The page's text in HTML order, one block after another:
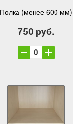
Полка (менее 600 мм)
750 руб.